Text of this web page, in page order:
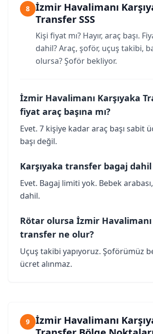
8
İzmir Havalimanı
Transfer SSS
Kişi fiyat mı? Hayır, araç başı.
dahil? Araç, şoför, uçuş takibi,
olursa? Şoför bekliyor.
İzmir Havalimanı Karşıyaka
fiyat araç başına mı?
Evet. 7 kişiye kadar araç başı sabit
başı değil.
Karşıyaka transfer bagaj
Evet. Bagaj limiti yok. Bebek
dahil.
Rötar olursa İzmir Havalimanı
transfer ne olur?
Uçuş takibi yapıyoruz. Şoförümüz
ücret alınmaz.
9
İzmir Havalimanı